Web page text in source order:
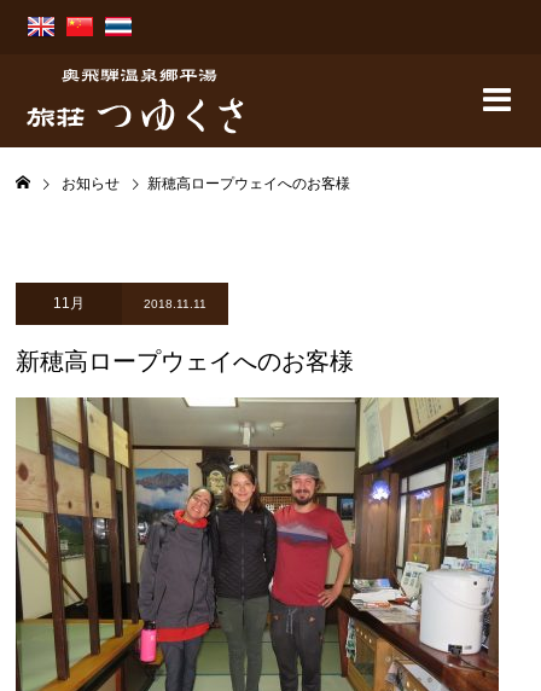
お知らせ 新穂高ロープウェイへのお客様
11月 2018.11.11
新穂高ロープウェイへのお客様